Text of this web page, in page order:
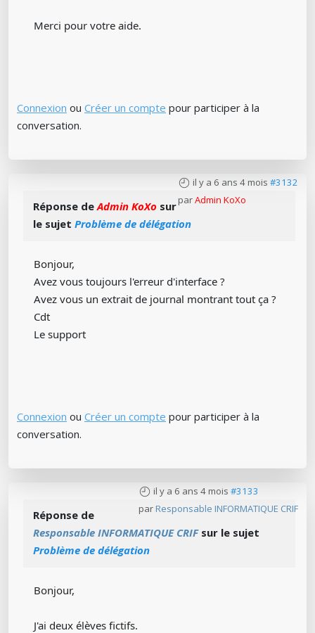
Merci pour votre aide.
Connexion ou Créer un compte pour participer à la
conversation.
il y a 6 ans 4 mois #3132
parAdmin KoXo
Réponse deAdmin KoXo sur
le sujet Problème de délégation
Bonjour,
Avez vous toujours l'erreur d'interface ?
Avez vous un extrait de journal montrant tout ça ?
Cdt
Le support
Connexion ou Créer un compte pour participer à la
conversation.
il y a 6 ans 4 mois #3133
par Responsable INFORMATIQUE CRIF
Réponse de
Responsable INFORMATIQUE CRIFsur le sujet
Problème de délégation
Bonjour,
J'ai deux élèves fictifs.